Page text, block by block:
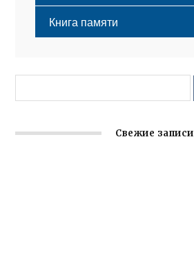
Книга памяти
Свежие записи